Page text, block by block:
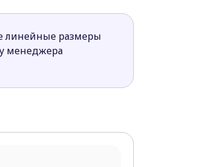
семей.
линейные размеры
менеджера